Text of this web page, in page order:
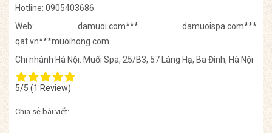
Hotline: 0905403686
Web: damuoi.com*** damuoispa.com***
qat.vn***muoihong.com
Chi nhánh Hà Nội: Muối Spa, 25/B3, 57 Láng Hạ, Ba Đình, Hà Nội
5/5 (1 Review)
Chia sẻ bài viết: